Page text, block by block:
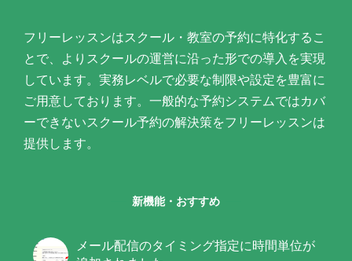
フリーレッスンはスクール・教室の予約に特化するこ
とで、よりスクールの運営に沿った形での導入を実現
しています。実務レベルで必要な制限や設定を豊富に
ご用意しております。一般的な予約システムではカバ
ーできないスクール予約の解決策をフリーレッスンは
提供します。
新機能・おすすめ
メール配信のタイミング指定に時間単位が